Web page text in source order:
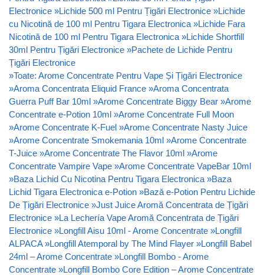
Electronice »Lichide 500 ml Pentru Țigări Electronice »Lichide
cu Nicotină de 100 ml Pentru Tigara Electronica »Lichide Fara
Nicotină de 100 ml Pentru Tigara Electronica »Lichide Shortfill
30ml Pentru Țigări Electronice »Pachete de Lichide Pentru
Țigări Electronice
»Toate: Arome Concentrate Pentru Vape Și Țigări Electronice
»Aroma Concentrata Eliquid France »Aroma Concentrata
Guerra Puff Bar 10ml »Arome Concentrate Biggy Bear »Arome
Concentrate e-Potion 10ml »Arome Concentrate Full Moon
»Arome Concentrate K-Fuel »Arome Concentrate Nasty Juice
»Arome Concentrate Smokemania 10ml »Arome Concentrate
T-Juice »Arome Concentrate The Flavor 10ml »Arome
Concentrate Vampire Vape »Arome Concentrate VapeBar 10ml
»Baza Lichid Cu Nicotina Pentru Tigara Electronica »Baza
Lichid Tigara Electronica e-Potion »Bază e-Potion Pentru Lichide
De Țigări Electronice »Just Juice Aromă Concentrata de Țigări
Electronice »La Lechería Vape Aromă Concentrata de Țigări
Electronice »Longfill Aisu 10ml - Arome Concentrate »Longfill
ALPACA »Longfill Atemporal by The Mind Flayer »Longfill Babel
24ml – Arome Concentrate »Longfill Bombo - Arome
Concentrate »Longfill Bombo Core Edition – Arome Concentrate